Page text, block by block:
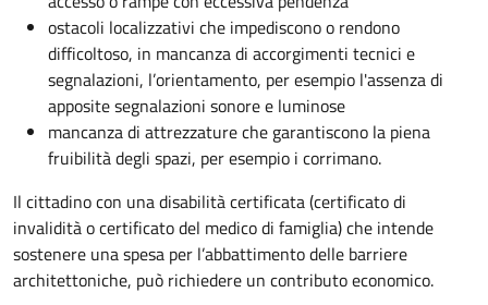
ostacoli localizzativi che impediscono o rendono
difficoltoso, in mancanza di accorgimenti tecnici e
segnalazioni, l’orientamento, per esempio l'assenza di
apposite segnalazioni sonore e luminose
mancanza di attrezzature che garantiscono la piena
fruibilità degli spazi, per esempio i corrimano.
Il cittadino con una disabilità certificata (certificato di
invalidità o certificato del medico di famiglia) che intende
sostenere una spesa per l’abbattimento delle barriere
architettoniche, può richiedere un contributo economico.